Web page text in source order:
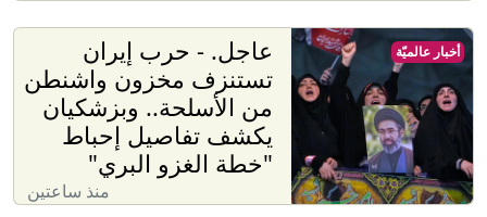
عاجل. - حرب إيران
تستنزف مخزون واشنطن
من الأسلحة.. وبزشكيان
يكشف تفاصيل إحباط
"خطة الغزو البري"
منذ ساعتين
أخبار عالميّة